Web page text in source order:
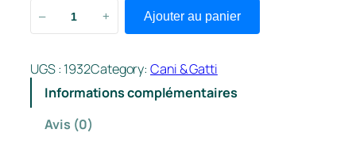
n
t
– + Ajouter au panier
UGS : 1932Category:Cani & Gatti
Informations complémentaires
Avis (0)